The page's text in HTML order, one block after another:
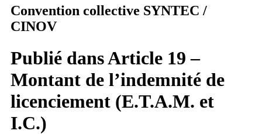
Convention collective SYNTEC /
CINOV
Publié dansArticle 19 –
Montant de l’indemnité de
licenciement (E.T.A.M. et
I.C.)